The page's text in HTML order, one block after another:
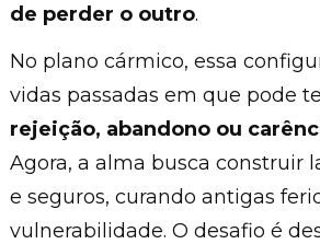
de perder o outro.
No plano cármico, essa
vidas passadas em que pode
rejeição, abandono ou
Agora, a alma busca construir
e seguros, curando antigas
vulnerabilidade. O desafio é